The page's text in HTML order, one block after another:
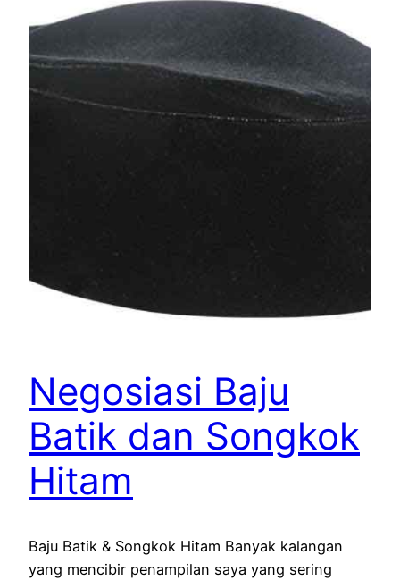
Negosiasi Baju
Batik dan Songkok
Hitam
Baju Batik & Songkok Hitam Banyak kalangan
yang mencibir penampilan saya yang sering